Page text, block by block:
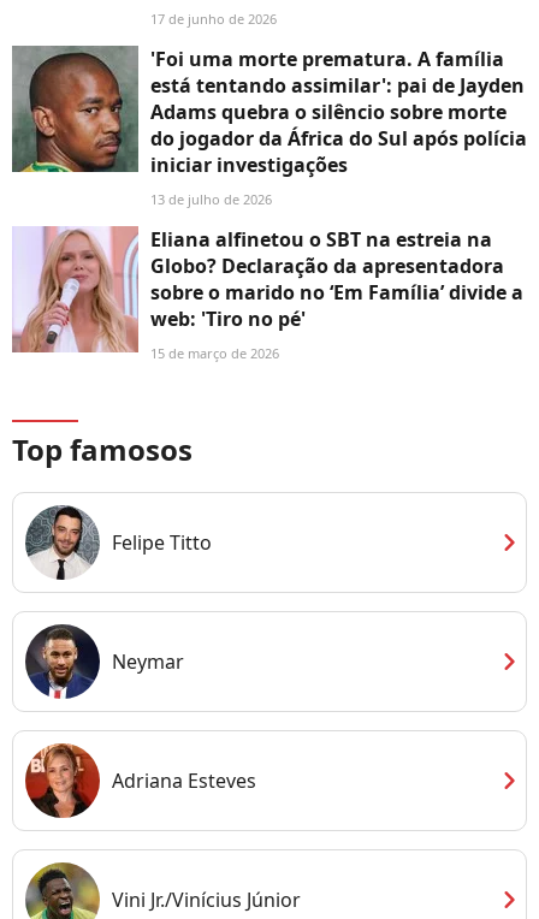
17 de junho de 2026
'Foi uma morte prematura. A família
está tentando assimilar': pai de Jayden
Adams quebra o silêncio sobre morte
do jogador da África do Sul após polícia
iniciar investigações
13 de julho de 2026
Eliana alfinetou o SBT na estreia na
Globo? Declaração da apresentadora
sobre o marido no ‘Em Família’ divide a
web: 'Tiro no pé'
15 de março de 2026
Top famosos
Felipe Titto chevron_right
Neymar chevron_right
Adriana Esteves chevron_right
Vini Jr./Vinícius Júnior chevron_right